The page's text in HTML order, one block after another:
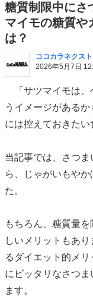
糖質制限中にさ
マイモの糖質や
は？
ココカラネクスト
2026年5月7日
「サツマイモは、
うイメージがある
には控えておきた
当記事では、さつ
ら、じゃがいもや
た。
もちろん、糖質量
しいメリットもあ
るダイエット的メ
にピッタリなさつ
ます。